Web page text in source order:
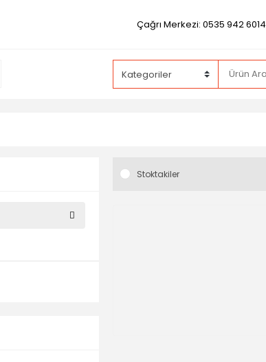
Çağrı Merkezi: 0535 942 6014
Stoktakiler